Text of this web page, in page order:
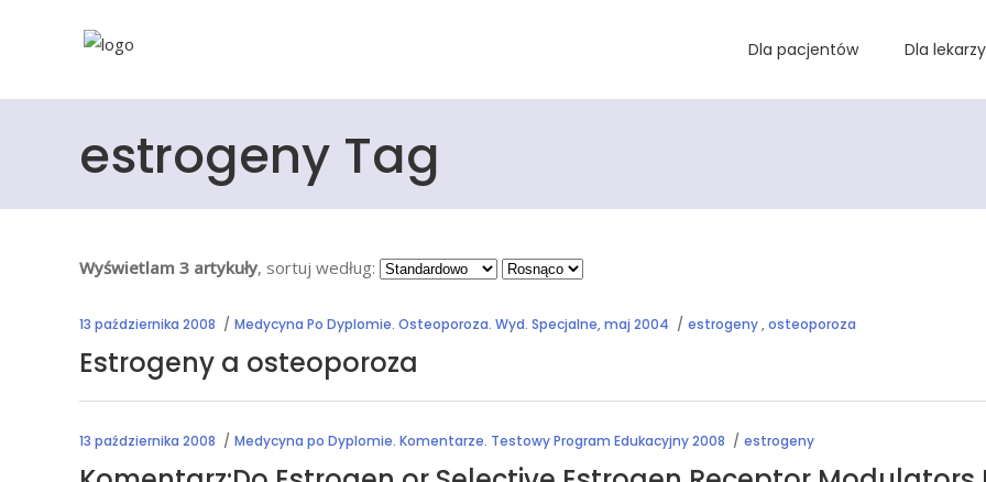
Dla pacjentów Dla lekarzy
estrogeny Tag
Wyświetlam 3 artykuły, sortuj według:
13 października 2008 Medycyna Po Dyplomie. Osteoporoza. Wyd. Specjalne, maj 2004 estrogeny,osteoporoza
Estrogeny a osteoporoza
13 października 2008 Medycyna po Dyplomie. Komentarze. Testowy Program Edukacyjny 2008 estrogeny